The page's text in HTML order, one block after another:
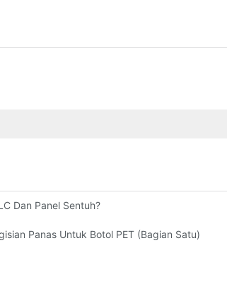
Pengisian Panas?
Dan Panel Sentuh?
Panas Untuk Botol PET (bagian Satu)